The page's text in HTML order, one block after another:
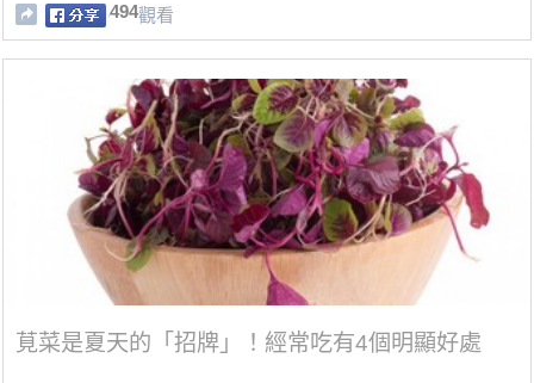
494觀看
莧菜是夏天的「招牌」！經常吃有4個明顯好處